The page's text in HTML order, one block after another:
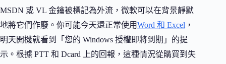
MSDN 或 VL 金鑰被標記為外流，微軟可以在背景靜默
地將它們作廢。你可能今天還正常使用Word 和 Excel ，
明天開機就看到「您的 Windows 授權即將到期」的提
示。根據 PTT 和 Dcard 上的回報，這種情況從購買到失